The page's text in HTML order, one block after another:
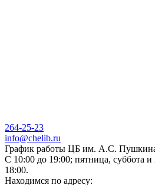
264-25-23
info@chelib.ru
График работы ЦБ им. А.С.
С 10:00 до 19:00; пятница, суббота и
18:00.
Находимся по адресу: